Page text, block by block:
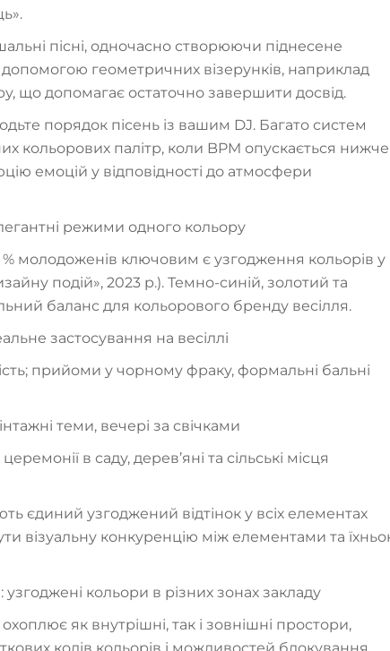
пісні, одночасно створюючи піднесене
геометричних візерунків, наприклад
що допомагає остаточно завершити досвід.
порядок пісень із вашим DJ. Багато систем
кольорових палітр, коли BPM опускається нижче
емоцій у відповідності до атмосфери
режими одного кольору
молодоженів ключовим є узгодження кольорів у
подій», 2023 р.). Темно-синій, золотий та
баланс для кольорового бренду весілля.
застосування на весіллі
прийоми у чорному фраку, формальні бальні
теми, вечері за свічками
в саду, дерев’яні та сільські місця
єдиний узгоджений відтінок у всіх елементах
візуальну конкуренцію між елементами та
кольори в різних зонах закладу
як внутрішні, так і зовнішні простори,